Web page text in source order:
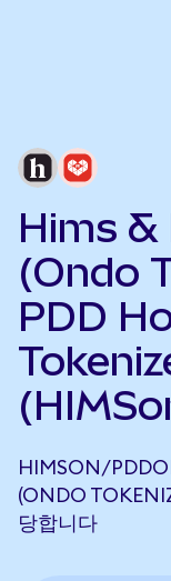
Hims &
(Ondo
PDD
HIMSON/
(ONDO
당합니다